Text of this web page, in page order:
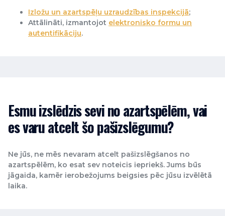
Izložu un azartspēļu uzraudzības inspekcijā;
Attālināti, izmantojot elektronisko formu un
autentifikāciju.
Esmu izslēdzis sevi no azartspēlēm, vai
es varu atcelt šo pašizslēgumu?
Ne jūs, ne mēs nevaram atcelt pašizslēgšanos no
azartspēlēm, ko esat sev noteicis iepriekš. Jums būs
jāgaida, kamēr ierobežojums beigsies pēc jūsu izvēlētā
laika.